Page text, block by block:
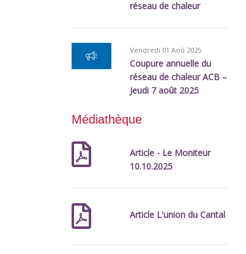
réseau de chaleur
Vendredi 01 Aoû 2025
Coupure annuelle du
réseau de chaleur ACB –
Jeudi 7 août 2025
Médiathèque
Article - Le Moniteur
10.10.2025
Article L'union du Cantal